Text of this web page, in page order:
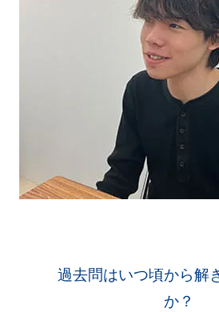
過去問はいつ頃から解
か？